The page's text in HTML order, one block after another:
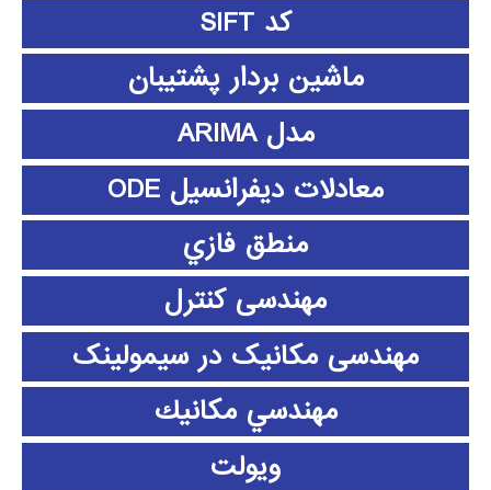
کد SIFT
ماشین بردار پشتیبان
مدل ARIMA
معادلات دیفرانسیل ODE
منطق فازي
مهندسی کنترل
مهندسی مکانیک در سیمولینک
مهندسي مكانيك
ویولت